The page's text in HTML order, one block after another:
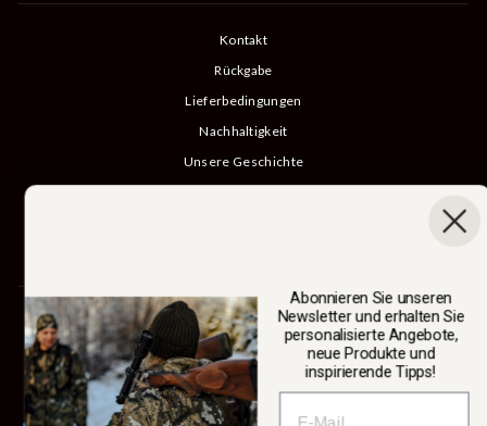
Kontakt
Rückgabe
Lieferbedingungen
Nachhaltigkeit
Unsere Geschichte
SWEDTEAM AB
Währung
Schweden (SEK kr)
Abonnieren Sie unseren
Newsletter und erhalten Sie
personalisierte Angebote,
neue Produkte und
inspirierende Tipps!